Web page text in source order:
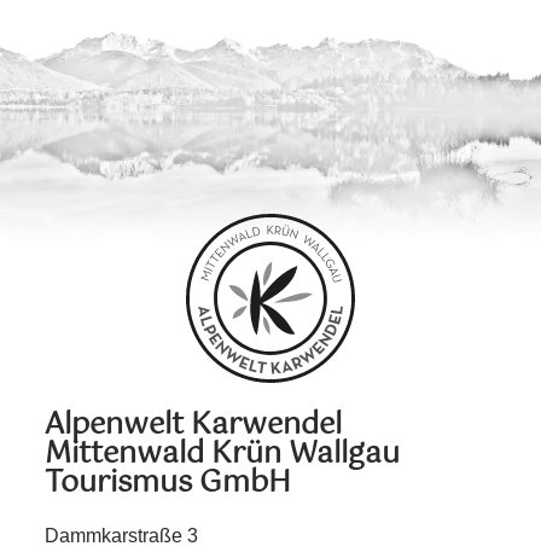
Alpenwelt Karwendel
Mittenwald Krün Wallgau
Tourismus GmbH
Dammkarstraße 3